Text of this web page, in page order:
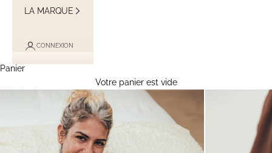
LA MARQUE
CONNEXION
Panier
Votre panier est vide